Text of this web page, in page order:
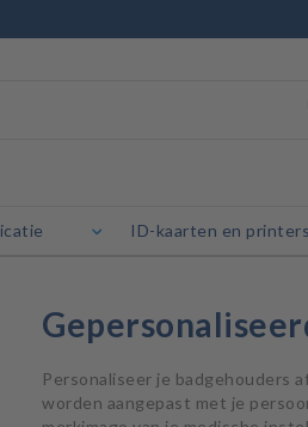
ID-kaarten en printers
Personaliseer je badgehouders
worden aangepast met je